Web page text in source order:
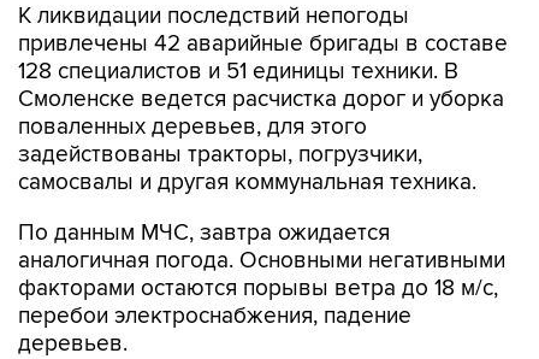
К ликвидации последствий непогоды
привлечены 42 аварийные бригады в составе
128 специалистов и 51 единицы техники. В
Смоленске ведется расчистка дорог и уборка
поваленных деревьев, для этого
задействованы тракторы, погрузчики,
самосвалы и другая коммунальная техника.
По данным МЧС, завтра ожидается
аналогичная погода. Основными негативными
факторами остаются порывы ветра до 18 м/с,
перебои электроснабжения, падение
деревьев.